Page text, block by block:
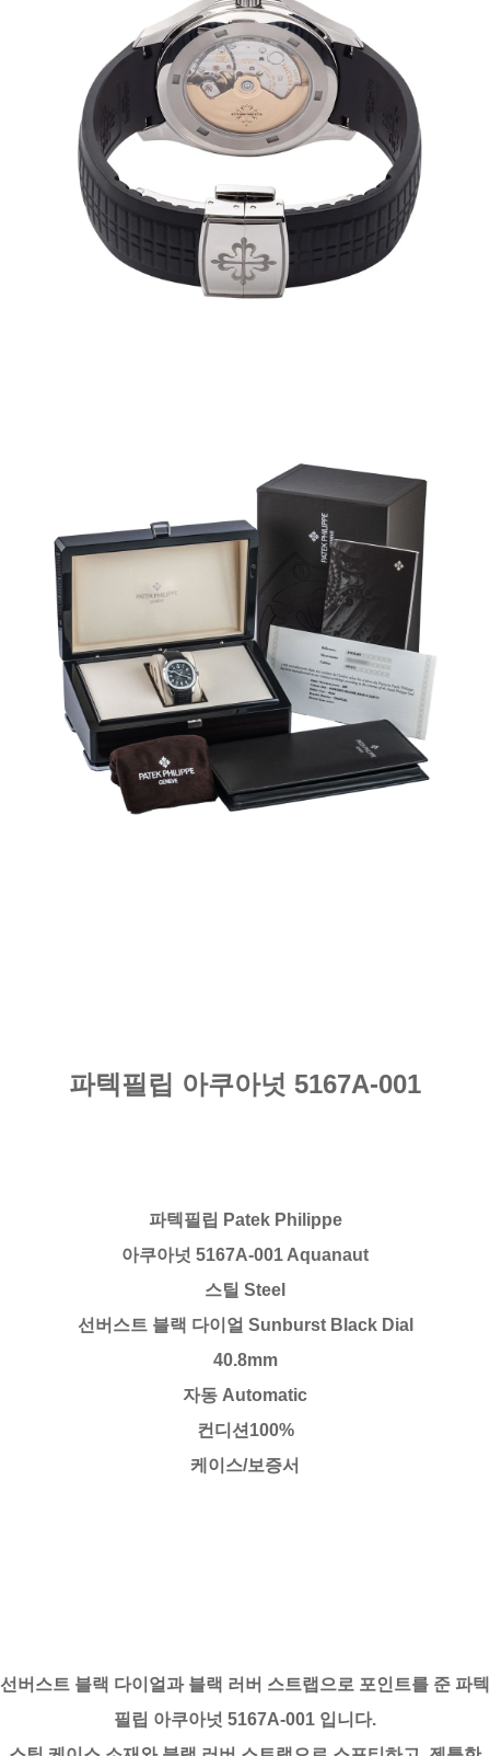
파텍필립 아쿠아넛 5167A-001
파텍필립 Patek Philippe
아쿠아넛 5167A-001 Aquanaut
스틸 Steel
선버스트 블랙 다이얼 Sunburst Black Dial
40.8mm
자동 Automatic
컨디션100%
케이스/보증서
선버스트 블랙 다이얼과 블랙 러버 스트랩으로 포인트를 준 파텍
필립 아쿠아넛 5167A-001 입니다.